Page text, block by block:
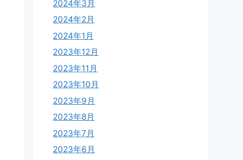
2024年3月
2024年2月
2024年1月
2023年12月
2023年11月
2023年10月
2023年9月
2023年8月
2023年7月
2023年6月